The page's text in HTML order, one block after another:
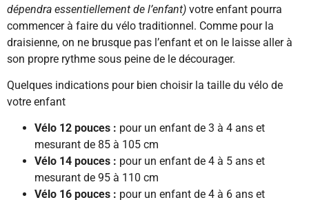
dépendra essentiellement de l’enfant) votre enfant pourra
commencer à faire du vélo traditionnel. Comme pour la
draisienne, on ne brusque pas l’enfant et on le laisse aller à
son propre rythme sous peine de le décourager.
Quelques indications pour bien choisir la taille du vélo de
votre enfant
Vélo 12 pouces : pour un enfant de 3 à 4 ans et
mesurant de 85 à 105 cm
Vélo 14 pouces : pour un enfant de 4 à 5 ans et
mesurant de 95 à 110 cm
Vélo 16 pouces : pour un enfant de 4 à 6 ans et